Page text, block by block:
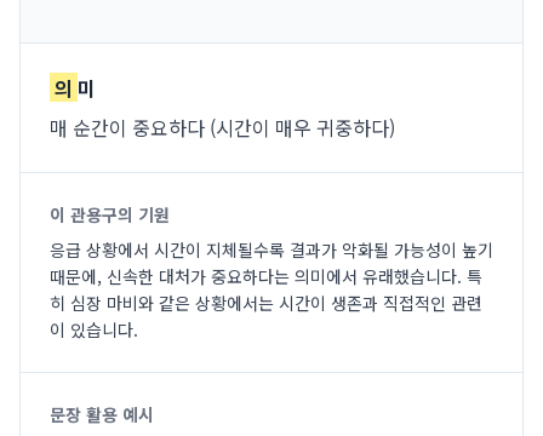
의 미
매 순간이 중요하다 (시간이 매우 귀중하다)
이 관용구의 기원
응급 상황에서 시간이 지체될수록 결과가 악화될 가능성이 높기
때문에, 신속한 대처가 중요하다는 의미에서 유래했습니다. 특
히 심장 마비와 같은 상황에서는 시간이 생존과 직접적인 관련
이 있습니다.
문장 활용 예시